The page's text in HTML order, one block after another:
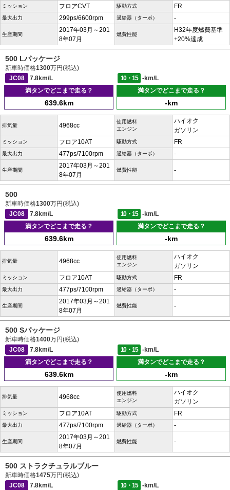
ミッション フロアCVT 駆動方式 FR
最大出力 299ps/6600rpm 過給器（ターボ） -
生産期間
2017年03月～201
8年07月
燃費性能
H32年度燃費基準
+20%達成
500 Lパッケージ
新車時価格1300万円(税込)
JC08
7.8km/L 10・15
-km/L
満タンでどこまで走る？
639.6km
満タンでどこまで走る？
-km
排気量 4968cc
使用燃料
エンジン
ハイオク
ガソリン
ミッション フロア10AT 駆動方式 FR
最大出力 477ps/7100rpm 過給器（ターボ） -
生産期間
2017年03月～201
8年07月
燃費性能 -
500
新車時価格1300万円(税込)
JC08
7.8km/L 10・15
-km/L
満タンでどこまで走る？
639.6km
満タンでどこまで走る？
-km
排気量 4968cc
使用燃料
エンジン
ハイオク
ガソリン
ミッション フロア10AT 駆動方式 FR
最大出力 477ps/7100rpm 過給器（ターボ） -
生産期間
2017年03月～201
8年07月
燃費性能 -
500 Sパッケージ
新車時価格1400万円(税込)
JC08
7.8km/L 10・15
-km/L
満タンでどこまで走る？
639.6km
満タンでどこまで走る？
-km
排気量 4968cc
使用燃料
エンジン
ハイオク
ガソリン
ミッション フロア10AT 駆動方式 FR
最大出力 477ps/7100rpm 過給器（ターボ） -
生産期間
2017年03月～201
8年07月
燃費性能 -
500 ストラクチュラルブルー
新車時価格1475万円(税込)
JC08
7.8km/L 10・15
-km/L